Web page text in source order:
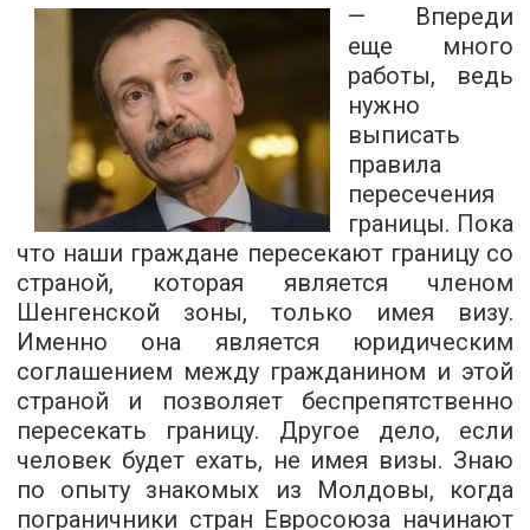
— Впереди
еще много
работы, ведь
нужно
выписать
правила
пересечения
границы. Пока
что наши граждане пересекают границу со
страной, которая является членом
Шенгенской зоны, только имея визу.
Именно она является юридическим
соглашением между гражданином и этой
страной и позволяет беспрепятственно
пересекать границу. Другое дело, если
человек будет ехать, не имея визы. Знаю
по опыту знакомых из Молдовы, когда
пограничники стран Евросоюза начинают